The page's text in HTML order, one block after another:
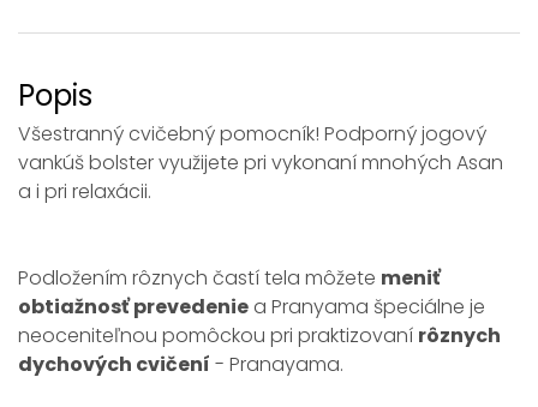
Popis
Všestranný cvičebný pomocník! Podporný jogový
vankúš bolster využijete pri vykonaní mnohých Asan
a i pri relaxácii.
Podložením rôznych častí tela môžete meniť
obtiažnosť prevedenie a Pranyama špeciálne je
neoceniteľnou pomôckou pri praktizovaní rôznych
dychových cvičení - Pranayama.